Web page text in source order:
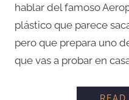
hablar del famoso
plástico que parece
pero que prepara uno
que vas a probar en